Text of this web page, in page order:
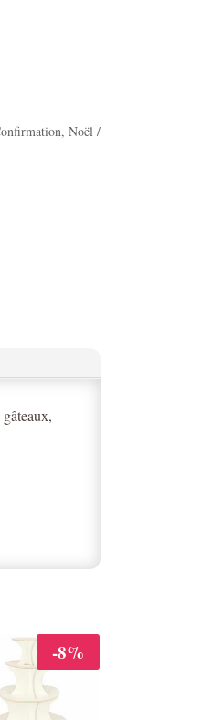
, Noël
-8%